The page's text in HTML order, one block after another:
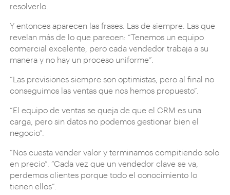
resolverlo.
Y entonces aparecen las frases. Las de siempre. Las que
revelan más de lo que parecen: “Tenemos un equipo
comercial excelente, pero cada vendedor trabaja a su
manera y no hay un proceso uniforme”.
“Las previsiones siempre son optimistas, pero al final no
conseguimos las ventas que nos hemos propuesto”.
“El equipo de ventas se queja de que el CRM es una
carga, pero sin datos no podemos gestionar bien el
negocio”.
“Nos cuesta vender valor y terminamos compitiendo solo
en precio”. “Cada vez que un vendedor clave se va,
perdemos clientes porque todo el conocimiento lo
tienen ellos”.